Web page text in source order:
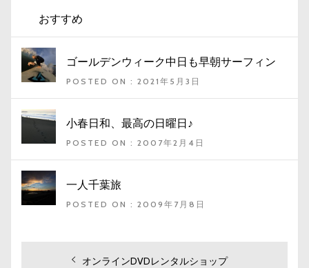
おすすめ
ゴールデンウィーク中日も早朝サーフィン
POSTED ON : 2021年5月3日
小春日和、最高の日曜日♪
POSTED ON : 2007年2月4日
一人千葉旅
POSTED ON : 2009年7月8日
過
オンラインDVDレンタルショップ